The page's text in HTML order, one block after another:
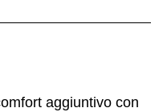
aggiuntivo con